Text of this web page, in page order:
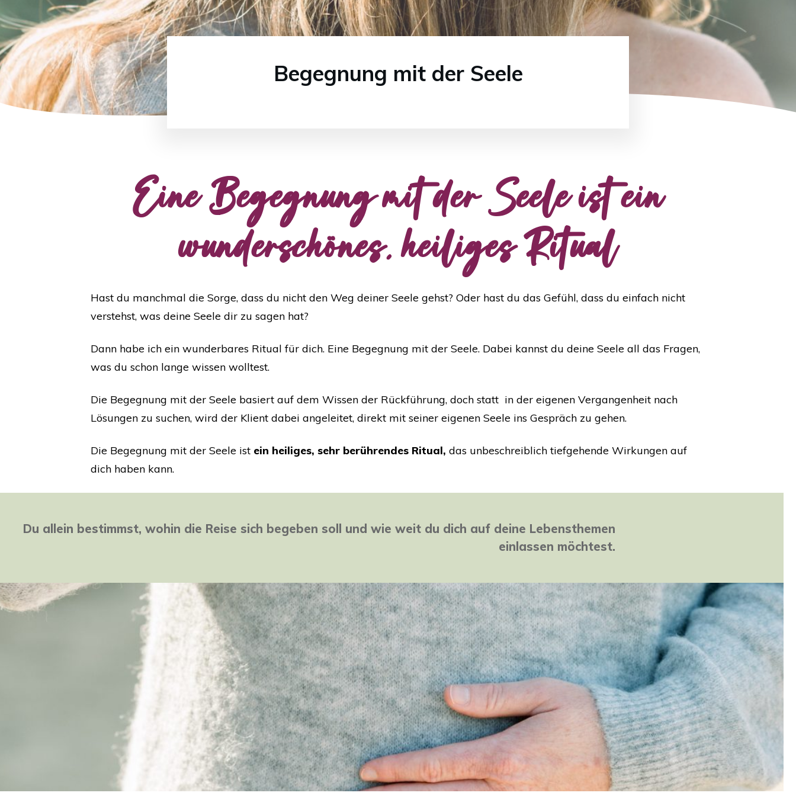
Begegnung mit der Seele
Eine Begegnung mit der Seele ist ein
wunderschönes, heiliges Ritual
Hast du manchmal die Sorge, dass du nicht den Weg deiner Seele gehst? Oder hast du das Gefühl, dass du einfach nicht
verstehst, was deine Seele dir zu sagen hat?
Dann habe ich ein wunderbares Ritual für dich. Eine Begegnung mit der Seele. Dabei kannst du deine Seele all das Fragen,
was du schon lange wissen wolltest.
Die Begegnung mit der Seele basiert auf dem Wissen der Rückführung, doch statt in der eigenen Vergangenheit nach
Lösungen zu suchen, wird der Klient dabei angeleitet, direkt mit seiner eigenen Seele ins Gespräch zu gehen.
Die Begegnung mit der Seele ist ein heiliges, sehr berührendes Ritual, das unbeschreiblich tiefgehende Wirkungen auf
dich haben kann.
Du allein bestimmst, wohin die Reise sich begeben soll und wie weit du dich auf deine Lebensthemen
einlassen möchtest.